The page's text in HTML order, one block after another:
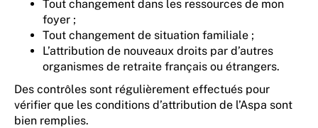
Tout changement dans les ressources de mon
foyer ;
Tout changement de situation familiale ;
L’attribution de nouveaux droits par d’autres
organismes de retraite français ou étrangers.
Des contrôles sont régulièrement effectués pour
vérifier que les conditions d’attribution de l’Aspa sont
bien remplies.